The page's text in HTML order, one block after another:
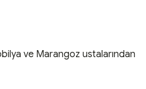
ve Marangoz ustalarından